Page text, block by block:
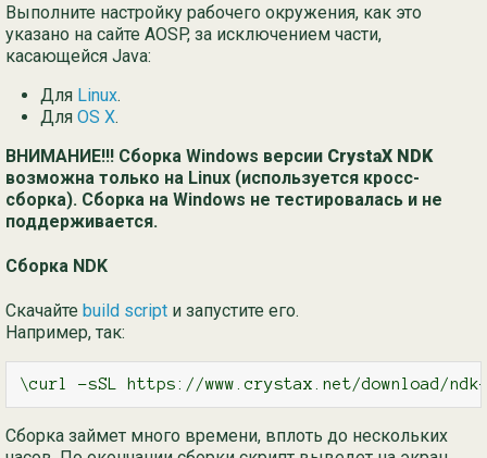
Выполните настройку рабочего окружения, как это
указано на сайте AOSP, за исключением части,
касающейся Java:
Для Linux.
Для OS X.
ВНИМАНИЕ!!! Сборка Windows версии CrystaX NDK
возможна только на Linux (используется кросс-
сборка). Сборка на Windows не тестировалась и не
поддерживается.
Сборка NDK
Скачайте build script и запустите его.
Например, так:
\curl -sSL https://www.crystax.net/download/
Сборка займет много времени, вплоть до нескольких